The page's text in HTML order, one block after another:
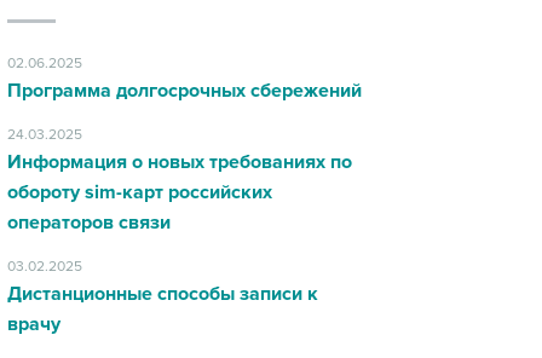
02.06.2025
Программа долгосрочных сбережений
24.03.2025
Информация о новых требованиях по
обороту sim-карт российских
операторов связи
03.02.2025
Дистанционные способы записи к
врачу